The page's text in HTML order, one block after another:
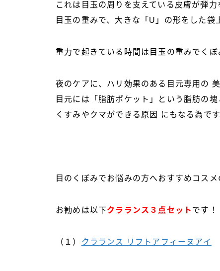
これは目玉の周りを支えている皮膚が弾力
目玉の重みで、大きな「U」の形をした袋
重力で起きている時間は目玉の重みでくぼ
夜のケアに、ハリ効果のある目元専用の 美
目元には「脂肪ポケット」という脂肪の塊
くすみやクマができる原因 にもなる為です
目のくぼみでお悩みの方へおすすめコスメ
お勧めは以下クラランス３点セット です！
（１） クラランス リフトアフィーヌアイ